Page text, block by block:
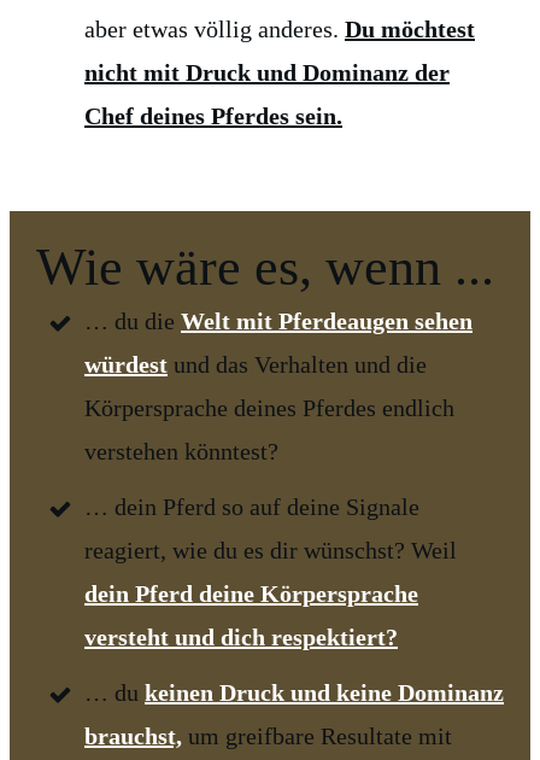
aber etwas völlig anderes. Du möchtest
nicht mit Druck und Dominanz der
Chef deines Pferdes sein.
Wie wäre es, wenn ...
… du die Welt mit Pferdeaugen sehen
würdest und das Verhalten und die
Körpersprache deines Pferdes endlich
verstehen könntest?
… dein Pferd so auf deine Signale
reagiert, wie du es dir wünschst? Weil
dein Pferd deine Körpersprache
versteht und dich respektiert?
… du keinen Druck und keine Dominanz
brauchst, um greifbare Resultate mit